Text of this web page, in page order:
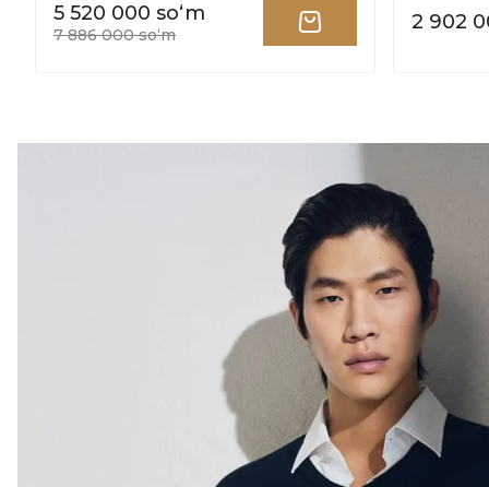
5 520 000 soʻm
7 886 000 soʻm
2 902